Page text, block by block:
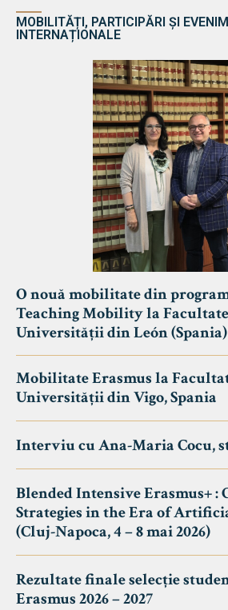
MOBILITĂȚI, PARTICIPĂRI ȘI
INTERNAȚIONALE
O nouă mobilitate din
Teaching Mobility la
Universității din León (Spania)
Mobilitate Erasmus la
Universității din Vigo, Spania
Interviu cu Ana-Maria Cocu,
Blended Intensive Erasmus+ :
Strategies in the Era of
(Cluj-Napoca, 4 – 8 mai 2026)
Rezultate finale selecție
Erasmus 2026 – 2027